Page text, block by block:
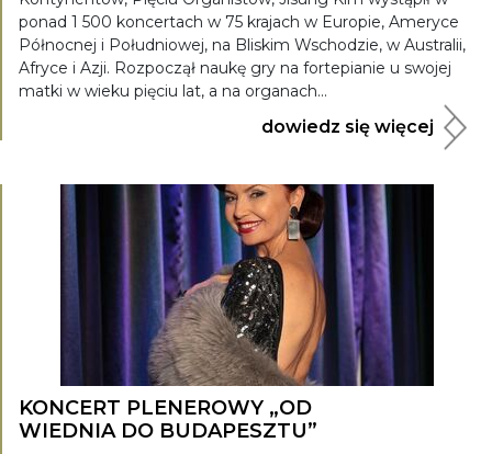
ponad 1 500 koncertach w 75 krajach w Europie, Ameryce
Północnej i Południowej, na Bliskim Wschodzie, w Australii,
Afryce i Azji. Rozpoczął naukę gry na fortepianie u swojej
matki w wieku pięciu lat, a na organach...
dowiedz się więcej
KONCERT PLENEROWY „OD
WIEDNIA DO BUDAPESZTU”